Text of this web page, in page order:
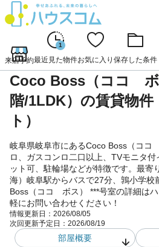
来店予約
1
最近見た物件お気に入り 保存した条件
Coco Boss（ココ ボ
階/1LDK）の賃貸物件
ト）
岐阜県岐阜市にあるCoco Boss（ココ
ロ、ガスコンロ二口以上、TVモニタ
ット可、駐輪場などが特徴です。最寄
海）岐阜駅からバスで27分、鶉小学校
Boss（ココ ボス） ***号室の詳細は
軽にお問い合わせください！
情報更新日： 2026/08/05
次回更新予定日： 2026/08/19
部屋概要